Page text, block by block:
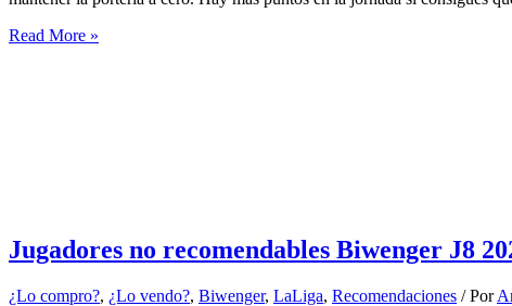
Porterías
Read More »
Jugadores no recomendables Biwenger J8
¿Lo compro?, ¿Lo vendo?, Biwenger, LaLiga, Recomendaciones / Por